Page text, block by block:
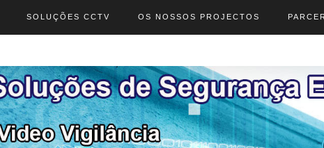
SOLUÇÕES CCTV OS NOSSOS PROJECTOS